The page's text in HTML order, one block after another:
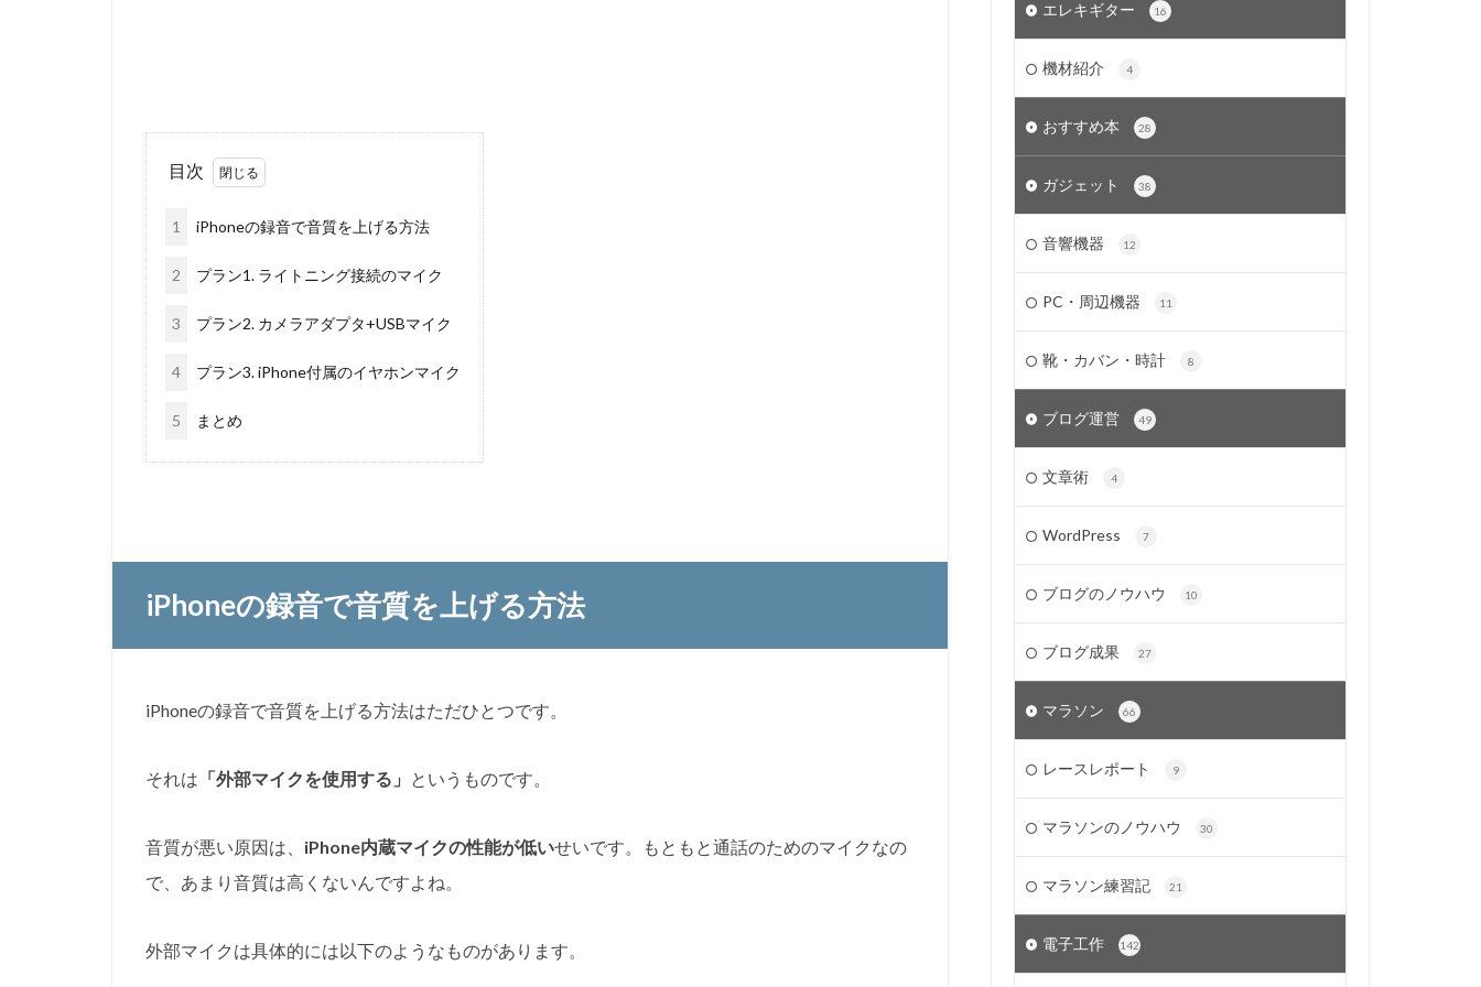
目次
1 iPhoneの録音で音質を上げる方法
2 プラン1. ライトニング接続のマイク
3 プラン2. カメラアダプタ+USBマイク
4 プラン3. iPhone付属のイヤホンマイク
5 まとめ
iPhoneの録音で音質を上げる方法
iPhoneの録音で音質を上げる方法はただひとつです。
それは 「外部マイクを使用する」 というものです。
音質が悪い原因は、 iPhone内蔵マイクの性能が低いせいです。もともと通話のためのマイクなの
で、あまり音質は高くないんですよね。
外部マイクは具体的には以下のようなものがあります。
エレキギター 16
機材紹介 4
おすすめ本 28
ガジェット 38
音響機器 12
PC・周辺機器 11
靴・カバン・時計 8
ブログ運営 49
文章術 4
WordPress 7
ブログのノウハウ 10
ブログ成果 27
マラソン 66
レースレポート 9
マラソンのノウハウ 30
マラソン練習記 21
電子工作 142